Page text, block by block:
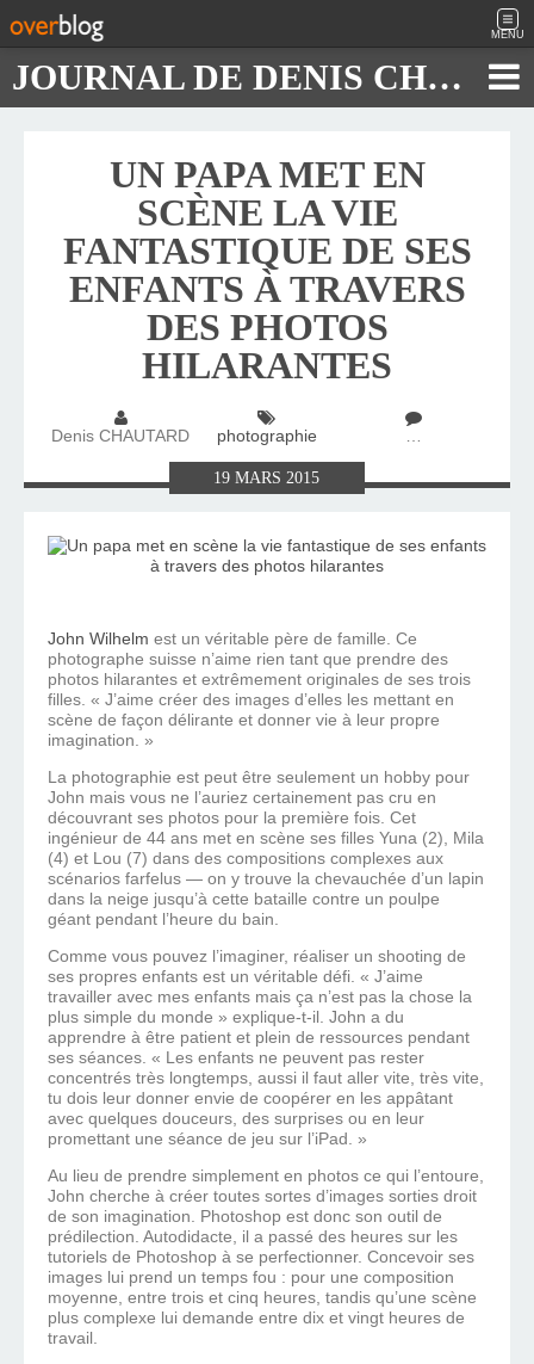
MENU
JOURNAL DE DENIS CHAUTARD
UN PAPA MET EN
SCÈNE LA VIE
FANTASTIQUE DE SES
ENFANTS À TRAVERS
DES PHOTOS
HILARANTES
Denis CHAUTARD photographie …
19MARS2015
John Wilhelm est un véritable père de famille. Ce
photographe suisse n’aime rien tant que prendre des
photos hilarantes et extrêmement originales de ses trois
filles. « J’aime créer des images d’elles les mettant en
scène de façon délirante et donner vie à leur propre
imagination. »
La photographie est peut être seulement un hobby pour
John mais vous ne l’auriez certainement pas cru en
découvrant ses photos pour la première fois. Cet
ingénieur de 44 ans met en scène ses filles Yuna (2), Mila
(4) et Lou (7) dans des compositions complexes aux
scénarios farfelus — on y trouve la chevauchée d’un lapin
dans la neige jusqu’à cette bataille contre un poulpe
géant pendant l’heure du bain.
Comme vous pouvez l’imaginer, réaliser un shooting de
ses propres enfants est un véritable défi. « J’aime
travailler avec mes enfants mais ça n’est pas la chose la
plus simple du monde » explique-t-il. John a du
apprendre à être patient et plein de ressources pendant
ses séances. « Les enfants ne peuvent pas rester
concentrés très longtemps, aussi il faut aller vite, très vite,
tu dois leur donner envie de coopérer en les appâtant
avec quelques douceurs, des surprises ou en leur
promettant une séance de jeu sur l’iPad. »
Au lieu de prendre simplement en photos ce qui l’entoure,
John cherche à créer toutes sortes d’images sorties droit
de son imagination. Photoshop est donc son outil de
prédilection. Autodidacte, il a passé des heures sur les
tutoriels de Photoshop à se perfectionner. Concevoir ses
images lui prend un temps fou : pour une composition
moyenne, entre trois et cinq heures, tandis qu’une scène
plus complexe lui demande entre dix et vingt heures de
travail.